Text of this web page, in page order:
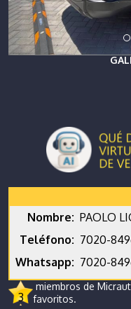
Nombre: PAOLO
Teléfono: 7020-
Whatsapp: 7020-
3
miembros de
favoritos.